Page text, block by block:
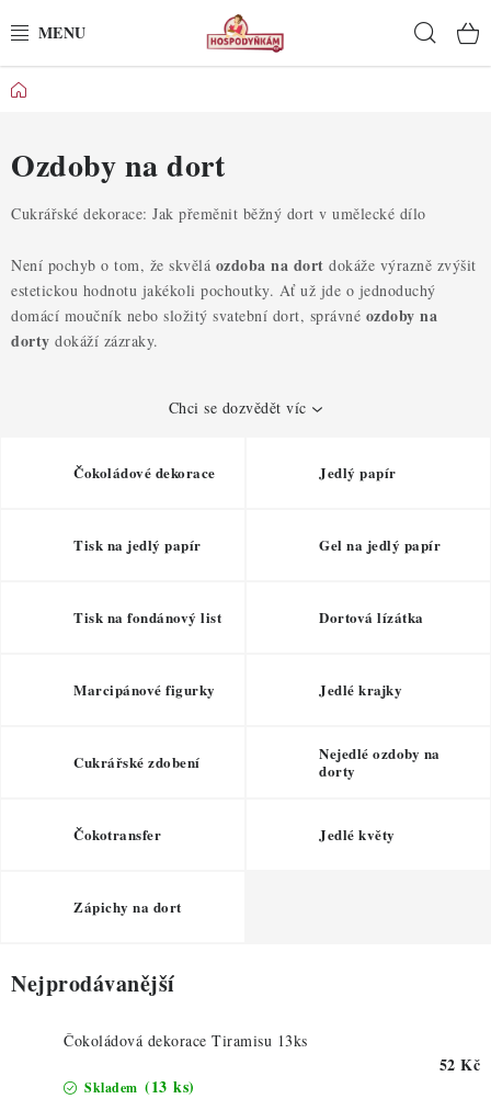
na
POTŘEBY
POMŮCKY
SUROVINY
DEKORACE
PRO OSLAVY
DÁRKOVÉ POUKAZY
Nepřevzetí zásilky na dobírku
Obchodní podmínky
Podmínky ochrany osobních údajů
Domů
Ozdoby na dort
Cukrářské dekorace: Jak přeměnit běžný dort v umělecké dílo
Není pochyb o tom, že skvělá ozdoba na dort dokáže výrazně zvýšit
estetickou hodnotu jakékoli pochoutky. Ať už jde o jednoduchý
domácí moučník nebo složitý svatební dort, správné ozdoby na
dorty dokáží zázraky.
Chci se dozvědět víc
Čokoládové dekorace Jedlý papír
Tisk na jedlý papír Gel na jedlý papír
Tisk na fondánový list Dortová lízátka
Marcipánové figurky Jedlé krajky
Cukrářské zdobení
Nejedlé ozdoby na
dorty
Čokotransfer Jedlé květy
Zápichy na dort
Nejprodávanější
Čokoládová dekorace Tiramisu 13ks
Skladem (13 ks)
52 Kč